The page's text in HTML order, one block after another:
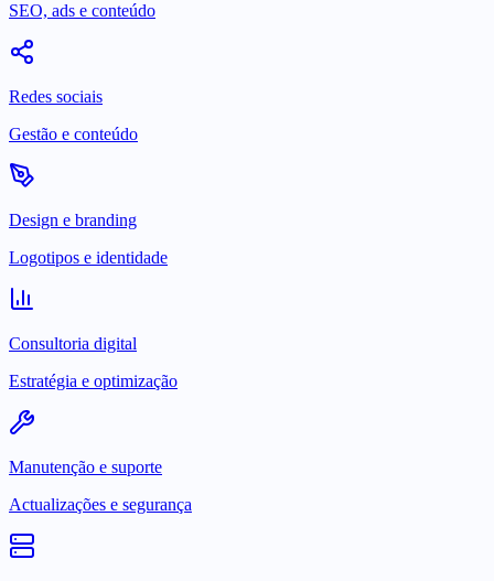
SEO, ads e conteúdo
Redes sociais
Gestão e conteúdo
Design e branding
Logotipos e identidade
Consultoria digital
Estratégia e optimização
Manutenção e suporte
Actualizações e segurança